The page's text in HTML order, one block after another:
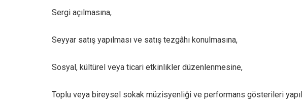
Sergi açılmasına,
Seyyar satış yapılması ve satış tezgâhı konulmasına,
Sosyal, kültürel veya ticari etkinlikler düzenlenmesine,
Toplu veya bireysel sokak müzisyenliği ve performans gösterileri